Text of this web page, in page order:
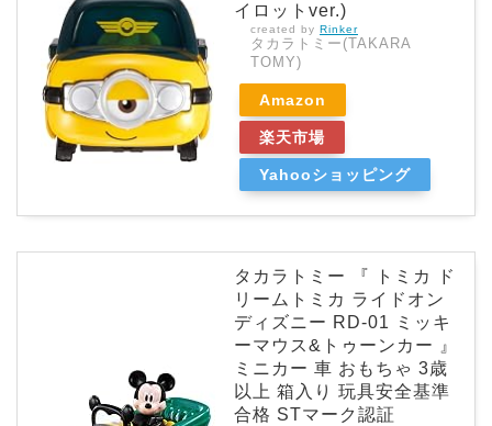
イロットver.)
created by Rinker
タカラトミー(TAKARA
TOMY)
Amazon
楽天市場
Yahooショッピング
タカラトミー 『 トミカ ド
リームトミカ ライドオン
ディズニー RD-01 ミッキ
ーマウス&トゥーンカー 』
ミニカー 車 おもちゃ 3歳
以上 箱入り 玩具安全基準
合格 STマーク認証